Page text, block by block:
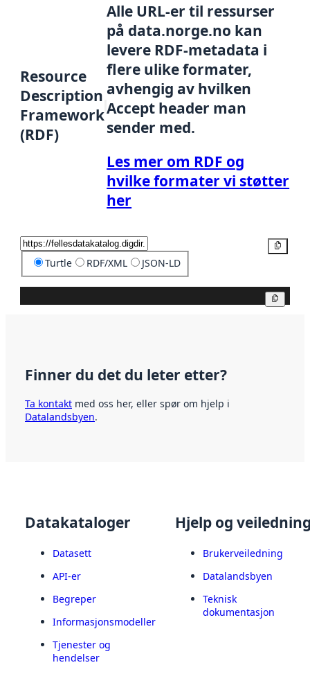
Resource
Description
Framework
(RDF)
Alle URL-er til ressurser
på data.norge.no kan
levere RDF-metadata i
flere ulike formater,
avhengig av hvilken
Accept header man
sender med.
Les mer om RDF og
hvilke formater vi støtter
her
Turtle RDF/XML JSON-LD
Finner du det du leter etter?
Ta kontakt med oss her, eller spør om hjelp i
Datalandsbyen.
Datakataloger
Datasett
API-er
Begreper
Informasjonsmodeller
Tjenester og
hendelser
Hjelp og
Brukerveiledning
Datalandsbyen
Teknisk
dokumentasjon